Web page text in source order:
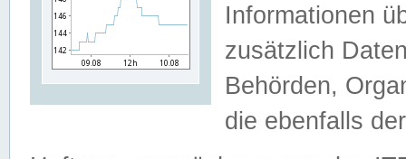
Informationen
zusätzlich
Behörden,
die ebenfalls